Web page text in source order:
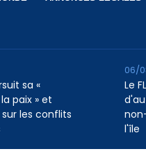
sa «
paix » et
les conflits
Le
l'île
06/